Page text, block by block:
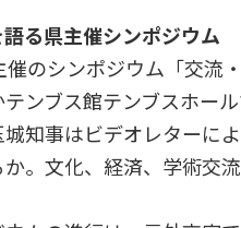
る県主催シンポジウム
のシンポジウム「交流
ンブス館テンブスホー
知事はビデオレターに
。文化、経済、学術交